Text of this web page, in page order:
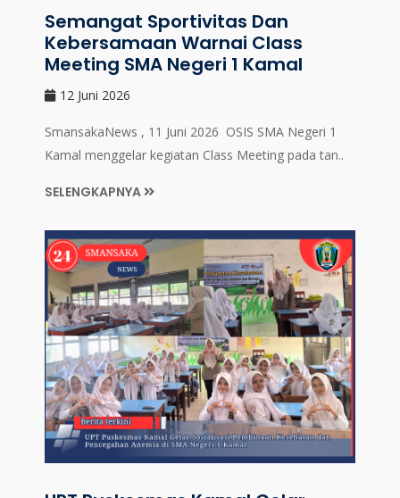
Semangat Sportivitas Dan
Kebersamaan Warnai Class
Meeting SMA Negeri 1 Kamal
12 Juni 2026
SmansakaNews , 11 Juni 2026 OSIS SMA Negeri 1
Kamal menggelar kegiatan Class Meeting pada tan..
SELENGKAPNYA